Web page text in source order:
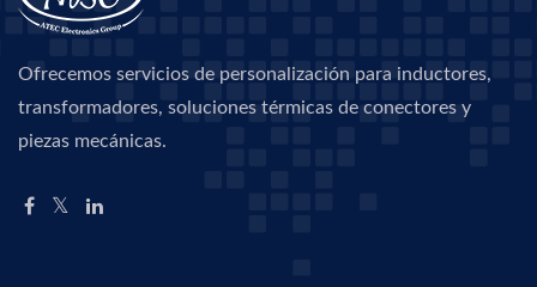
Ofrecemos servicios de personalización para inductores,
transformadores, soluciones térmicas de conectores y
piezas mecánicas.